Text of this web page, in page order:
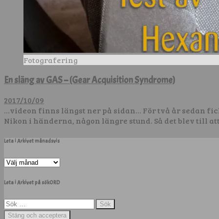
Fotografering
En släng av GAS – (Gear Acquisition Syndrome)
2017/10/09
…videon finns längst ner på sidan… För två år sedan
Nikon i händerna, någon längre stund. Så det blev till
Leta i Arkivet månadsvis
Leta
Arkivet
Leta i Arkivet på sökORD
Sök
efter: